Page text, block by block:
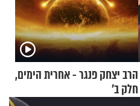
הרב יצחק פנגר - אחרית הימים,
חלק ב’